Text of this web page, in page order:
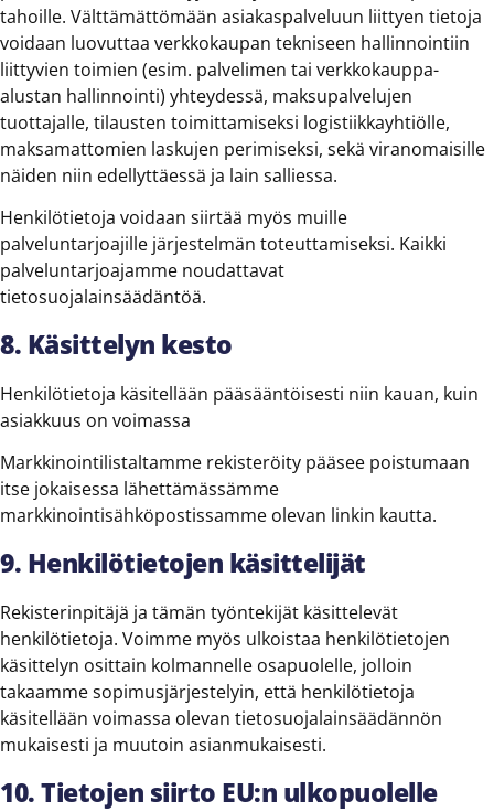
tahoille. Välttämättömään asiakaspalveluun liittyen tietoja
voidaan luovuttaa verkkokaupan tekniseen hallinnointiin
liittyvien toimien (esim. palvelimen tai verkkokauppa-
alustan hallinnointi) yhteydessä, maksupalvelujen
tuottajalle, tilausten toimittamiseksi logistiikkayhtiölle,
maksamattomien laskujen perimiseksi, sekä viranomaisille
näiden niin edellyttäessä ja lain salliessa.
Henkilötietoja voidaan siirtää myös muille
palveluntarjoajille järjestelmän toteuttamiseksi. Kaikki
palveluntarjoajamme noudattavat
tietosuojalainsäädäntöä.
8. Käsittelyn kesto
Henkilötietoja käsitellään pääsääntöisesti niin kauan, kuin
asiakkuus on voimassa
Markkinointilistaltamme rekisteröity pääsee poistumaan
itse jokaisessa lähettämässämme
markkinointisähköpostissamme olevan linkin kautta.
9. Henkilötietojen käsittelijät
Rekisterinpitäjä ja tämän työntekijät käsittelevät
henkilötietoja. Voimme myös ulkoistaa henkilötietojen
käsittelyn osittain kolmannelle osapuolelle, jolloin
takaamme sopimusjärjestelyin, että henkilötietoja
käsitellään voimassa olevan tietosuojalainsäädännön
mukaisesti ja muutoin asianmukaisesti.
10. Tietojen siirto EU:n ulkopuolelle